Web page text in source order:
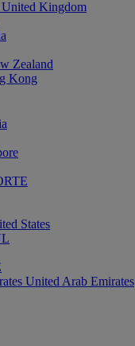
United Kingdom
Zealand
Kong
States
United Arab Emirates